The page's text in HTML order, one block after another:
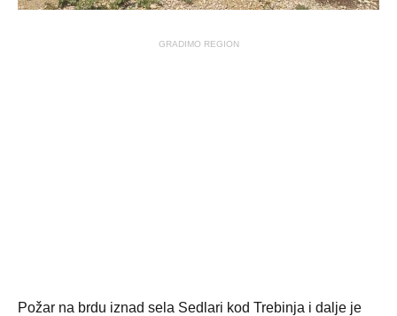
GRADIMO REGION
Požar na brdu iznad sela Sedlari kod Trebinja i dalje je